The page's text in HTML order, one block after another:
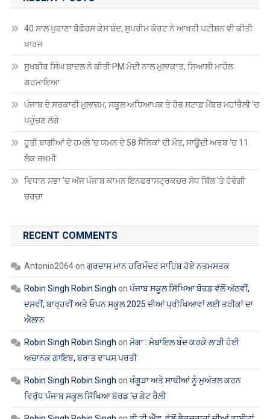
40 ਸਾਲ ਪੁਰਾਣਾ ਬੋਫੋਰਸ ਕੇਸ ਬੰਦ, ਸੁਪਰੀਮ ਕੋਰਟ ਨੇ ਆਖਰੀ ਪਟੀਸ਼ਨ ਵੀ ਕੀਤੀ
ਖ਼ਾਰਜ
ਸੁਖਬੀਰ ਸਿੰਘ ਬਾਦਲ ਨੇ ਕੀਤੀ PM ਮੋਦੀ ਨਾਲ ਮੁਲਾਕਾਤ, ਸਿਆਸੀ ਮਾਹੌਲ
ਗਰਮਾਇਆ
ਪੰਜਾਬ ਦੇ ਸਰਕਾਰੀ ਮੁਲਾਜ਼ਮ, ਸਕੂਲ ਅਧਿਆਪਕ ਤੇ ਹੋਰ ਸਟਾਫ਼ ਮੈਂਬਰ ਮਹਾਂਰੈਲੀ ‘ਚ
ਪਹੁੰਚਣ ਲੱਗੇ
ਹੂਤੀ ਬਾਗੀਆਂ ਦੇ ਹਮਲੇ ‘ਚ ਯਮਨ ਦੇ 58 ਸੈਨਿਕਾਂ ਦੀ ਮੌਤ, ਸਾਊਦੀ ਅਰਬ ‘ਚ 11
ਲੋਕ ਜ਼ਖ਼ਮੀ
ਵਿਧਾਨ ਸਭਾ ‘ਚ ਅੱਜ ਪੰਜਾਬ ਕਾਮਨ ਇਨਫਰਾਸਟ੍ਰਕਚਰ ਸੋਧ ਬਿੱਲ ‘ਤੇ ਹੋਵੇਗੀ
ਚਰਚਾ
RECENT COMMENTS
Antonio2064on ਗੁਰਦਾਸ ਮਾਨ ਹਰਿਮੰਦਰ ਸਾਹਿਬ ਹੋਏ ਨਤਮਸਤਕ
Robin Singh Robin Singh onਪੰਜਾਬ ਸਕੂਲ ਸਿੱਖਿਆ ਬੋਰਡ ਵੱਲੋਂ ਅੱਠਵੀਂ,
ਦਸਵੀਂ, ਬਾਰ੍ਹਵੀਂ ਅਤੇ ਓਪਨ ਸਕੂਲ 2025 ਦੀਆਂ ਪ੍ਰੀਖਿਆਵਾਂ ਲਈ ਤਰੀਕਾਂ ਦਾ
ਐਲਾਨ
Robin Singh Robin Singh on ਮੋਗਾ : ਮੋਬਾਇਲ ਬੰਦ ਕਰਕੇ ਲਾੜੀ ਹੋਈ
ਅਚਾਨਕ ਗਾਇਬ, ਬਰਾਤ ਵਾਪਸ ਪਰਤੀ
Robin Singh Robin Singh onਖੰਗੂੜਾ ਅਤੇ ਸਾਥੀਆਂ ਨੂੰ ਮੁਅੱਤਲ ਕਰਨ
ਵਿਰੁੱਧ ਪੰਜਾਬ ਸਕੂਲ ਸਿੱਖਿਆ ਬੋਰਡ ‘ਚ ਗੇਟ ਰੈਲੀ